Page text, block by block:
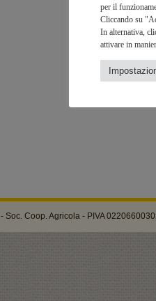
Soc. Coop. Agricola - PIVA
per il
Cliccando su
In alternativa,
attivare in